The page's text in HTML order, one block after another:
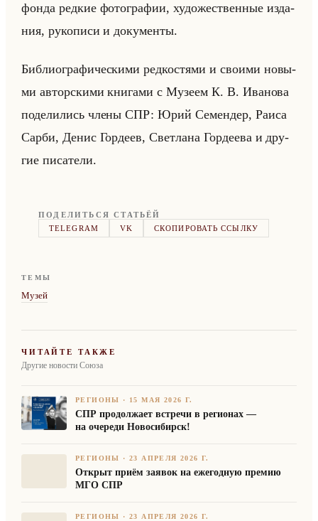
фонда ред­кие фо­то­гра­фии, ху­до­же­ствен­ные из­да­
ния, ру­ко­пи­си и до­ку­мен­ты.
Биб­лио­гра­фи­че­ски­ми ред­ко­стя­ми и сво­ими но­вы­
ми ав­тор­ски­ми кни­га­ми с Му­зе­ем К. В. Ива­но­ва
по­де­ли­лись члены СПР: Юрий Се­мен­дер, Раиса
Сарби, Денис Гор­де­ев, Свет­ла­на Гор­де­ева и дру­
гие пи­са­те­ли.
ПОДЕЛИТЬСЯ СТАТЬЁЙ
TELEGRAM
VK СКОПИРОВАТЬ ССЫЛКУ
ТЕМЫ
Музей
ЧИТАЙТЕ ТАКЖЕ
Другие новости Союза
РЕГИОНЫ · 15 МАЯ 2026 Г.
СПР продолжает встречи в регионах —
на очереди Новосибирск!
РЕГИОНЫ ·23 АПРЕЛЯ 2026 Г.
Открыт приём заявок на ежегодную премию
МГО СПР
РЕГИОНЫ ·23 АПРЕЛЯ 2026 Г.